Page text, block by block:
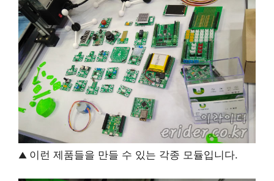
▲ 이런 제품들을 만들 수 있는 각종 모듈입니다.